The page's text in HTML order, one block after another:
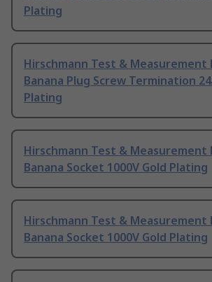
Plating
Hirschmann Test & Measurement
Banana Plug Screw Termination
Plating
Hirschmann Test & Measurement
Banana Socket 1000V Gold Plating
Hirschmann Test & Measurement
Banana Socket 1000V Gold Plating